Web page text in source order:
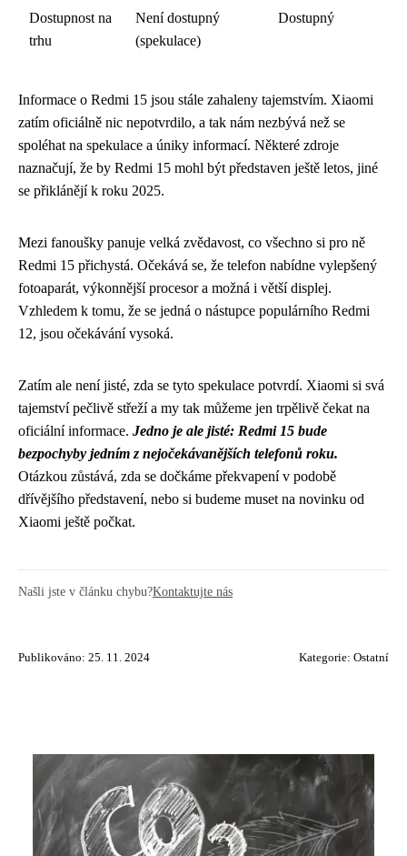
Dostupnost na
trhu
Není dostupný
(spekulace)
Dostupný
Informace o Redmi 15 jsou stále zahaleny tajemstvím. Xiaomi
zatím oficiálně nic nepotvrdilo, a tak nám nezbývá než se
spoléhat na spekulace a úniky informací. Některé zdroje
naznačují, že by Redmi 15 mohl být představen ještě letos, jiné
se přiklánějí k roku 2025.
Mezi fanoušky panuje velká zvědavost, co všechno si pro ně
Redmi 15 přichystá. Očekává se, že telefon nabídne vylepšený
fotoaparát, výkonnější procesor a možná i větší displej.
Vzhledem k tomu, že se jedná o nástupce populárního Redmi
12, jsou očekávání vysoká.
Zatím ale není jisté, zda se tyto spekulace potvrdí. Xiaomi si svá
tajemství pečlivě střeží a my tak můžeme jen trpělivě čekat na
oficiální informace. Jedno je ale jisté: Redmi 15 bude
bezpochyby jedním z nejočekávanějších telefonů roku.
Otázkou zůstává, zda se dočkáme překvapení v podobě
dřívějšího představení, nebo si budeme muset na novinku od
Xiaomi ještě počkat.
Našli jste v článku chybu?Kontaktujte nás
Publikováno: 25. 11. 2024 Kategorie: Ostatní